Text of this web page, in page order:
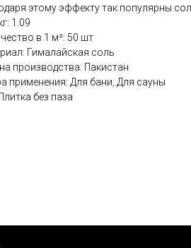
этому эффекту так популярны
1.09
в 1 м²: 50 шт
Гималайская соль
производства: Пакистан
применения: Для бани, Для сауны
без паза